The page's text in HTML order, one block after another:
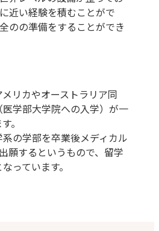
近い経験を積むことがで
のの準備をすることができ
リカやオーストラリア同
学部大学院への入学）が一
。
の学部を卒業後メディカル
願するというもので、留学
っています。